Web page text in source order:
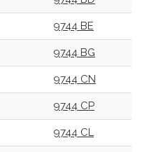
9744 BE
9744 BG
9744 CN
9744 CP
9744 CL